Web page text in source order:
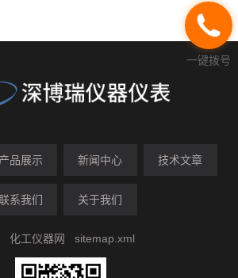
产品展示 新闻中心 技术文章
系我们 关于我们
化工仪器网 sitemap.xml
一键拨号